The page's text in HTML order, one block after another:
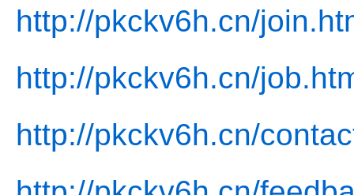
http://pkckv6h.cn/
http://pkckv6h.cn/
http://pkckv6h.cn/